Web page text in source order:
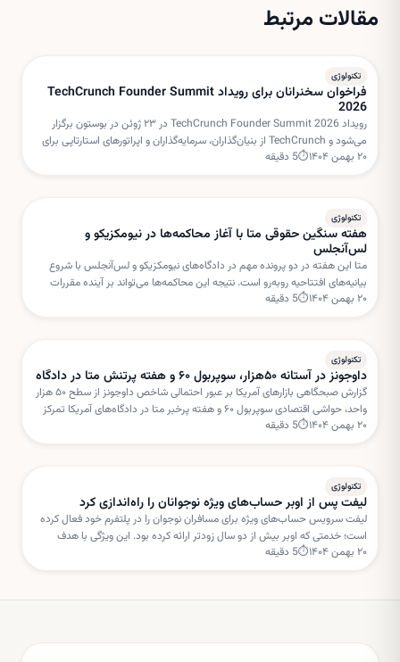
مقالات مرتبط
تکنولوژی
فراخوان سخنرانان برای رویداد TechCrunch Founder Summit
2026
رویداد TechCrunch Founder Summit 2026 در ۲۳ ژوئن در بوستون برگزار
می‌شود و TechCrunch از بنیان‌گذاران، سرمایه‌گذاران و اپراتورهای استارتاپی برای
هدایت میزگردهای تعاملی دعوت کرده است.
۲۰ بهمن ۱۴۰۴ ⏱
5 دقیقه
تکنولوژی
هفته سنگین حقوقی متا با آغاز محاکمه‌ها در نیومکزیکو و
لس‌آنجلس
متا این هفته در دو پرونده مهم در دادگاه‌های نیومکزیکو و لس‌آنجلس با شروع
بیانیه‌های افتتاحیه روبه‌رو است. نتیجه این محاکمه‌ها می‌تواند بر آینده مقررات
شبکه‌های اجتماعی و مسئولیت پلتفرم‌ها تأثیر بگذارد.
۲۰ بهمن ۱۴۰۴ ⏱
5 دقیقه
تکنولوژی
داوجونز در آستانه ۵۰هزار، سوپربول ۶۰ و هفته پرتنش متا در دادگاه
گزارش صبحگاهی بازارهای آمریکا بر عبور احتمالی شاخص داوجونز از سطح ۵۰ هزار
واحد، حواشی اقتصادی سوپربول ۶۰ و هفته پرخبر متا در دادگاه‌های آمریکا تمرکز
دارد. این تحولات می‌تواند مسیر سهام فناوری را در کوتاه‌مدت تحت تأثیر قرار دهد.
۲۰ بهمن ۱۴۰۴ ⏱
5 دقیقه
تکنولوژی
لیفت پس از اوبر حساب‌های ویژه نوجوانان را راه‌اندازی کرد
لیفت سرویس حساب‌های ویژه برای مسافران نوجوان را در پلتفرم خود فعال کرده
است؛ خدمتی که اوبر بیش از دو سال زودتر ارائه کرده بود. این ویژگی با هدف
افزایش امنیت و نظارت والدین طراحی شده است.
۲۰ بهمن ۱۴۰۴ ⏱
5 دقیقه